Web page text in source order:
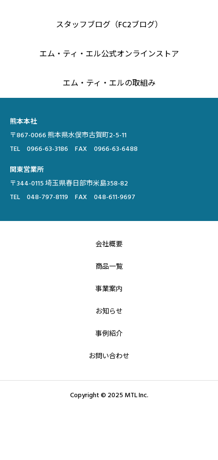
スタッフブログ（FC2ブログ）
エム・ティ・エル公式オンラインストア
エム・ティ・エルの取組み
熊本本社
〒867-0066 熊本県水俣市古賀町2-5-11
TEL 0966-63-3186 FAX 0966-63-6488
関東営業所
〒344-0115 埼玉県春日部市米島358-82
TEL 048-797-8119 FAX 048-611-9697
会社概要
商品一覧
事業案内
お知らせ
事例紹介
お問い合わせ
Copyright © 2025 MTL Inc.